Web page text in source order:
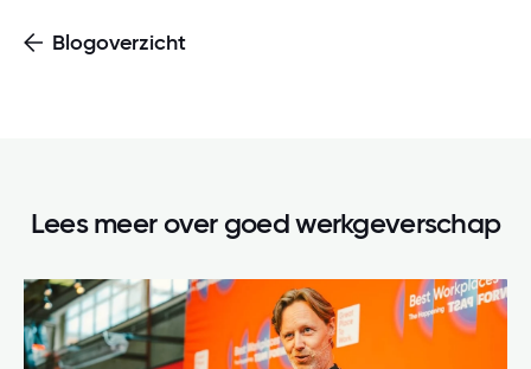
Blogoverzicht
Lees meer over goed werkgeverschap